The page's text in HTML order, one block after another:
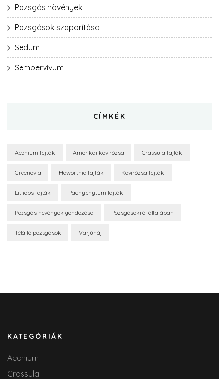
Pozsgás növények
Pozsgások szaporítása
Sedum
Sempervivum
CÍMKÉK
Aeonium fajták Amerikai kövirózsa Crassula fajták
Greenovia Haworthia fajták Kövirózsa fajták
Lithops fajták Pachyphytum fajták
Pozsgás növények gondozása Pozsgásokról általában
Télálló pozsgások Varjúháj
KATEGÓRIÁK
Aeonium
Crassula